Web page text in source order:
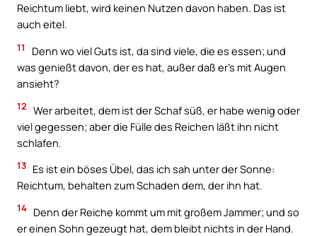
Reichtum liebt, wird keinen Nutzen davon haben. Das ist
auch eitel.
11
Denn wo viel Guts ist, da sind viele, die es essen; und
was genießt davon, der es hat, außer daß er’s mit Augen
ansieht?
12 Wer arbeitet, dem ist der Schaf süß, er habe wenig oder
viel gegessen; aber die Fülle des Reichen läßt ihn nicht
schlafen.
13 Es ist ein böses Übel, das ich sah unter der Sonne:
Reichtum, behalten zum Schaden dem, der ihn hat.
14 Denn der Reiche kommt um mit großem Jammer; und so
er einen Sohn gezeugt hat, dem bleibt nichts in der Hand.